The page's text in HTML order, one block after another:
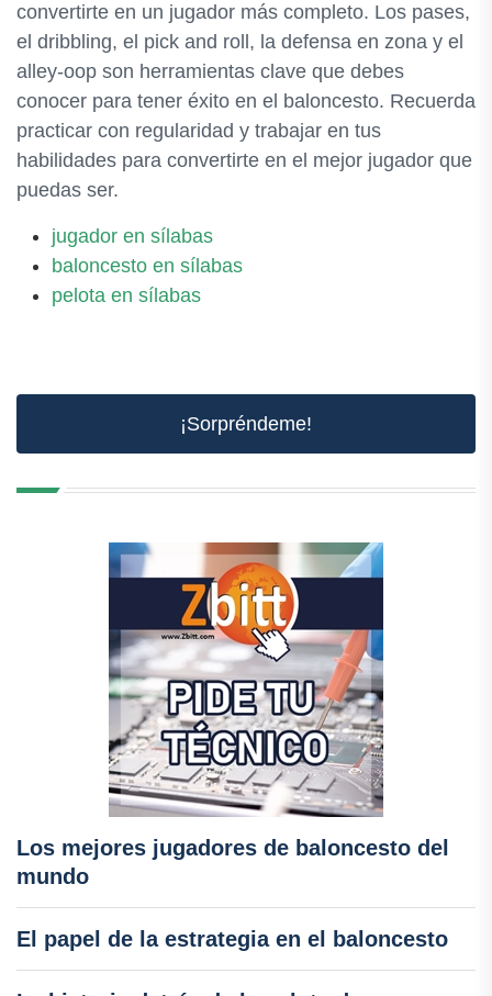
convertirte en un jugador más completo. Los pases,
el dribbling, el pick and roll, la defensa en zona y el
alley-oop son herramientas clave que debes
conocer para tener éxito en el baloncesto. Recuerda
practicar con regularidad y trabajar en tus
habilidades para convertirte en el mejor jugador que
puedas ser.
jugador en sílabas
baloncesto en sílabas
pelota en sílabas
¡Sorpréndeme!
Los mejores jugadores de baloncesto del
mundo
El papel de la estrategia en el baloncesto